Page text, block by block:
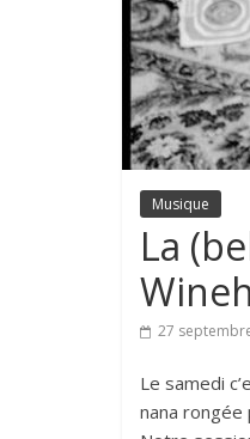
Musique
La
27
Le samedi
nana rongée